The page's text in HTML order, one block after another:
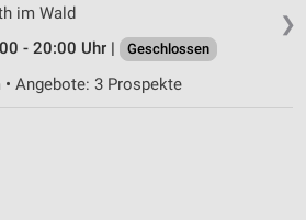
❯
im Wald
- 20:00 Uhr |
Geschlossen
• Angebote: 3 Prospekte